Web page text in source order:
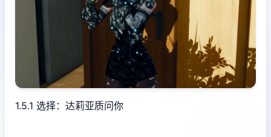
1.5.1 选择：达莉亚质问你